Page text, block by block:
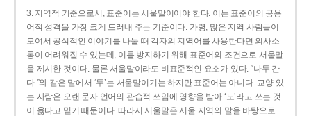
3. 지역적 기준으로서, 표준어는 서울말이어야 한다. 이는 표준어의 공용
어적 성격을 가장 크게 드러내 주는 기준이다. 가령, 많은 지역 사람들이
모여서 공식적인 이야기를 나눌 때 각자의 지역어를 사용한다면 의사소
통이 어려워질 수 있는데, 이를 방지하기 위해 표준어의 조건으로 서울말
을 제시한 것이다. 물론 서울말이라도 비표준적인 요소가 있다. “나두 간
다.”와 같은 말에서 ‘두’는 서울말이기는 하지만 표준어는 아니다. 교양 있
는 사람은 오랜 문자 언어의 관습적 쓰임에 영향을 받아 ‘도’라고 쓰는 것
이 옳다고 믿기 때문이다. 따라서 서울말은 서울 지역의 말을 바탕으로